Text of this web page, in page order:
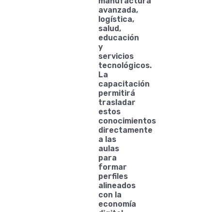
avanzada,
logística,
salud,
educación
y
servicios
tecnológicos.
La
capacitación
permitirá
trasladar
estos
conocimientos
directamente
a las
aulas
para
formar
perfiles
alineados
con la
economía